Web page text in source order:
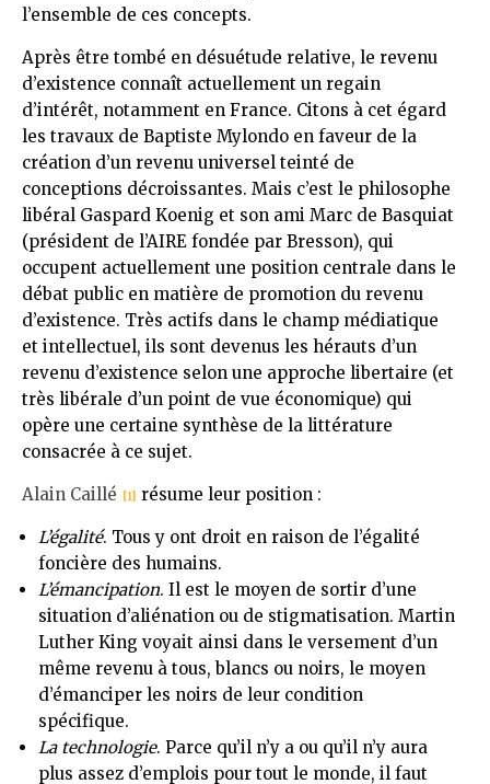
l’ensemble de ces concepts.
Après être tombé en désuétude relative, le revenu
d’existence connaît actuellement un regain
d’intérêt, notamment en France. Citons à cet égard
les travaux de Baptiste Mylondo en faveur de la
création d’un revenu universel teinté de
conceptions décroissantes. Mais c’est le philosophe
libéral Gaspard Koenig et son ami Marc de Basquiat
(président de l’AIRE fondée par Bresson), qui
occupent actuellement une position centrale dans le
débat public en matière de promotion du revenu
d’existence. Très actifs dans le champ médiatique
et intellectuel, ils sont devenus les hérauts d’un
revenu d’existence selon une approche libertaire (et
très libérale d’un point de vue économique) qui
opère une certaine synthèse de la littérature
consacrée à ce sujet.
Alain Caillé [1] résume leur position :
L’égalité. Tous y ont droit en raison de l’égalité
foncière des humains.
L’émancipation. Il est le moyen de sortir d’une
situation d’aliénation ou de stigmatisation. Martin
Luther King voyait ainsi dans le versement d’un
même revenu à tous, blancs ou noirs, le moyen
d’émanciper les noirs de leur condition
spécifique.
La technologie. Parce qu’il n’y a ou qu’il n’y aura
plus assez d’emplois pour tout le monde, il faut